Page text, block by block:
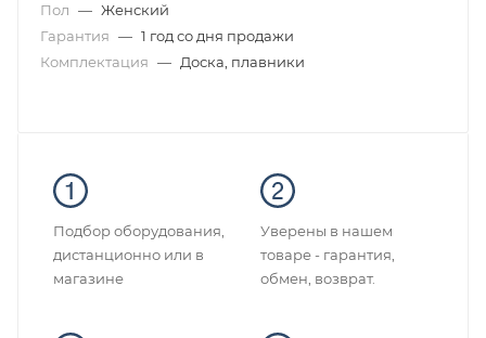
Пол — Женский
Гарантия — 1 год со дня продажи
Комплектация — Доска, плавники
Подбор оборудования,
дистанционно или в
магазине
Уверены в нашем
товаре - гарантия,
обмен, возврат.